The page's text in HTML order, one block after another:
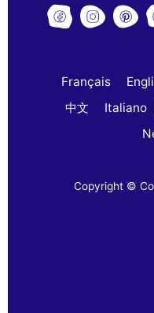
Français
中文
Italiano
Copyright ©